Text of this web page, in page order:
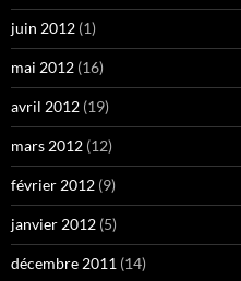
juin 2012 (1)
mai 2012 (16)
avril 2012 (19)
mars 2012 (12)
février 2012 (9)
janvier 2012 (5)
décembre 2011 (14)